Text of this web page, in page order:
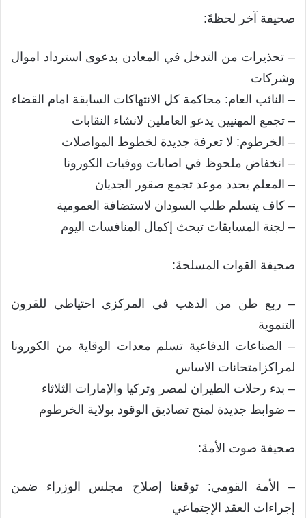
صحيفة آخر لحظةَ:
– تحذيرات من التدخل في المعادن بدعوى استرداد اموال
وشركات
– النائب العام: محاكمة كل الانتهاكات السابقة امام القضاء
– تجمع المهنيين يدعو العاملين لانشاء النقابات
– الخرطوم: لا تعرفة جديدة لخطوط المواصلات
– انخفاض ملحوظ في اصابات ووفيات الكورونا
– المعلم يحدد موعد تجمع صقور الجديان
– كاف يتسلم طلب السودان لاستضافة العمومية
– لجنة المسابقات تبحث إكمال المنافسات اليوم
صحيفة القوات المسلحةَ:
– ربع طن من الذهب في المركزي احتياطي للقرون
التنموية
– الصناعات الدفاعية تسلم معدات الوقاية من الكورونا
لمراكزامتحانات الاساس
– بدء رحلات الطيران لمصر وتركيا والإمارات الثلاثاء
– ضوابط جديدة لمنح تصاديق الوقود بولاية الخرطوم
صحيفة صوت الأمةَ:
– الأمة القومي: توقعنا إصلاح مجلس الوزراء ضمن
إجراءات العقد الإجتماعي